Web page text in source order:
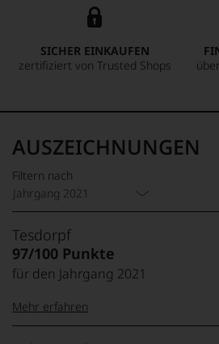
SICHER EINKAUFEN
zertifiziert von Trusted Shops
AUSZEICHNUNGEN
Filtern nach
Jahrgang 2021
Tesdorpf
97/100 Punkte
für den Jahrgang 2021
Mehr erfahren